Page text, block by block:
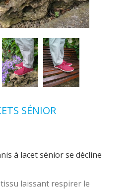
SÉNIOR
à lacet sénior se décline
laissant respirer le